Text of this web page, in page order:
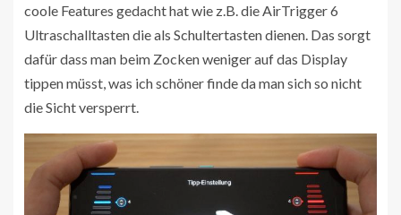
coole Features gedacht hat wie z.B. die AirTrigger 6
Ultraschalltasten die als Schultertasten dienen. Das sorgt
dafür dass man beim Zocken weniger auf das Display
tippen müsst, was ich schöner finde da man sich so nicht
die Sicht versperrt.